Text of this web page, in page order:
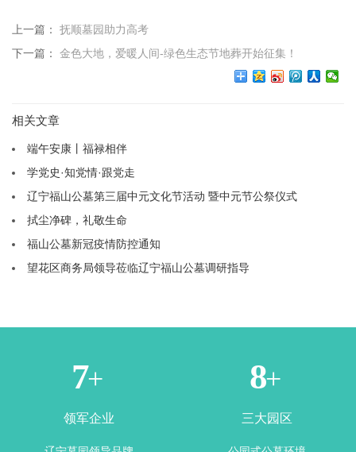
上一篇： 抚顺墓园助力高考
下一篇： 金色大地，爱暖人间-绿色生态节地葬开始征集！
相关文章
端午安康丨福禄相伴
学党史·知党情·跟党走
辽宁福山公墓第三届中元文化节活动 暨中元节公祭仪式
拭尘净碑，礼敬生命
福山公墓新冠疫情防控通知
望花区商务局领导莅临辽宁福山公墓调研指导
1+
领军企业
3+
三大园区